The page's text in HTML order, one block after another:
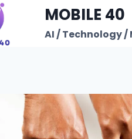
MOBILE 40
AI / Technology /